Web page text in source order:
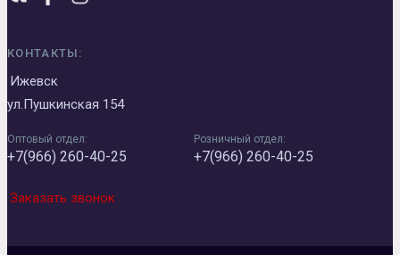
КОНТАКТЫ:
Ижевск
ул.Пушкинская 154
Оптовый отдел:
+7(966) 260-40-25
Розничный отдел:
+7(966) 260-40-25
Заказать звонок